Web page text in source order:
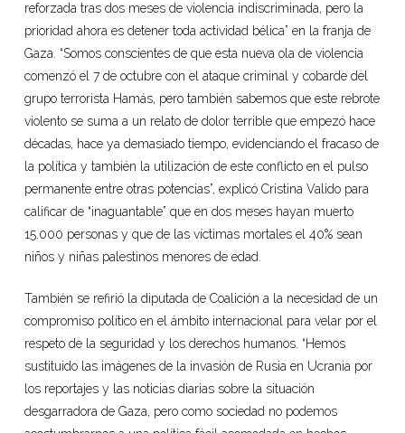
reforzada tras dos meses de violencia indiscriminada, pero la
prioridad ahora es detener toda actividad bélica” en la franja de
Gaza. “Somos conscientes de que esta nueva ola de violencia
comenzó el 7 de octubre con el ataque criminal y cobarde del
grupo terrorista Hamás, pero también sabemos que este rebrote
violento se suma a un relato de dolor terrible que empezó hace
décadas, hace ya demasiado tiempo, evidenciando el fracaso de
la política y también la utilización de este conflicto en el pulso
permanente entre otras potencias”, explicó Cristina Valido para
calificar de “inaguantable” que en dos meses hayan muerto
15.000 personas y que de las víctimas mortales el 40% sean
niños y niñas palestinos menores de edad.
También se refirió la diputada de Coalición a la necesidad de un
compromiso político en el ámbito internacional para velar por el
respeto de la seguridad y los derechos humanos. “Hemos
sustituido las imágenes de la invasión de Rusia en Ucrania por
los reportajes y las noticias diarias sobre la situación
desgarradora de Gaza, pero como sociedad no podemos